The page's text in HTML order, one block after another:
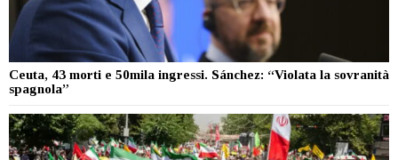
Ceuta, 43 morti e 50mila ingressi. Sánchez: “Violata la sovranità
spagnola”